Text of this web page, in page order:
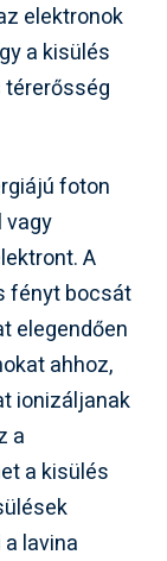
elektronok
a kisülés
foton
vagy
A
fényt bocsát
elegendően
ahhoz,
ionizáljanak
a
a kisülés
lavina